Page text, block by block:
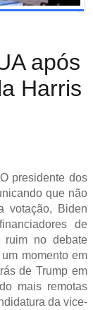
após
Harris
O presidente dos
que não
votação, Biden
de
ruim no debate
momento em
de Trump em
mais remotas
da vice-